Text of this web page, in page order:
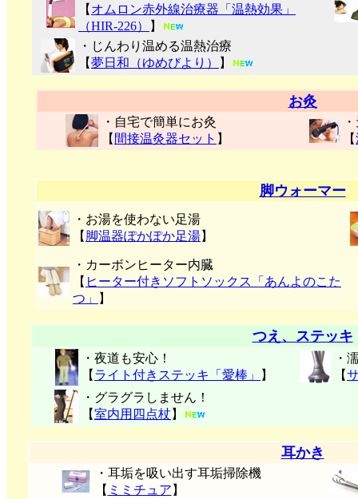
【 オムロン赤外線治療器「温熱効果」
（HIR-226）
】
・じんわり温める温熱治療
【夢日和（ゆめびより） 】
お灸
・自宅で簡単にお灸
【 間接温灸器セット 】
【
脚ウォーマー
・お湯を使わない足湯
【 脚温器ぽかぽか足湯】
・カーボンヒーター内臓
【 ヒーター付きソフトソックス「あんよのこた
つ」
】
つえ、ステッキ
・夜道も安心！
【 ライト付きステッキ「愛棒」 】
・
【
・グラグラしません！
【室内用四点杖 】
耳かき
・耳垢を吸い出す耳垢掃除機
【 ミミチュア 】